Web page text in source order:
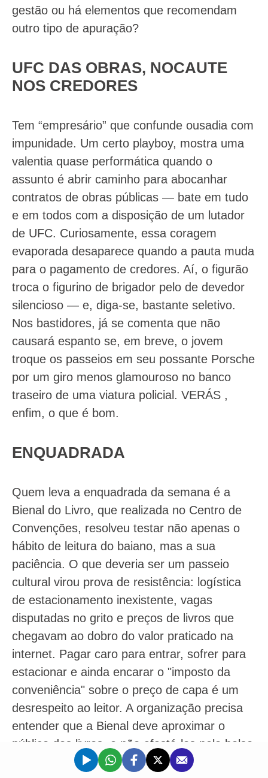
gestão ou há elementos que recomendam
outro tipo de apuração?
UFC DAS OBRAS, NOCAUTE
NOS CREDORES
Tem “empresário” que confunde ousadia com
impunidade. Um certo playboy, mostra uma
valentia quase performática quando o
assunto é abrir caminho para abocanhar
contratos de obras públicas — bate em tudo
e em todos com a disposição de um lutador
de UFC. Curiosamente, essa coragem
evaporada desaparece quando a pauta muda
para o pagamento de credores. Aí, o figurão
troca o figurino de brigador pelo de devedor
silencioso — e, diga-se, bastante seletivo.
Nos bastidores, já se comenta que não
causará espanto se, em breve, o jovem
troque os passeios em seu possante Porsche
por um giro menos glamouroso no banco
traseiro de uma viatura policial. VERÁS ,
enfim, o que é bom.
ENQUADRADA
Quem leva a enquadrada da semana é a
Bienal do Livro, que realizada no Centro de
Convenções, resolveu testar não apenas o
hábito de leitura do baiano, mas a sua
paciência. O que deveria ser um passeio
cultural virou prova de resistência: logística
de estacionamento inexistente, vagas
disputadas no grito e preços de livros que
chegavam ao dobro do valor praticado na
internet. Pagar caro para entrar, sofrer para
estacionar e ainda encarar o "imposto da
conveniência" sobre o preço de capa é um
desrespeito ao leitor. A organização precisa
entender que a Bienal deve aproximar o
público dos livros, e não afastá-los pelo bolso
ou pelo cansaço.